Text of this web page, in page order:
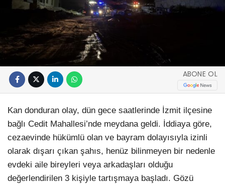
ABONE OL
Kan donduran olay, dün gece saatlerinde İzmit ilçesine
bağlı Cedit Mahallesi’nde meydana geldi. İddiaya göre,
cezaevinde hükümlü olan ve bayram dolayısıyla izinli
olarak dışarı çıkan şahıs, henüz bilinmeyen bir nedenle
evdeki aile bireyleri veya arkadaşları olduğu
değerlendirilen 3 kişiyle tartışmaya başladı. Gözü